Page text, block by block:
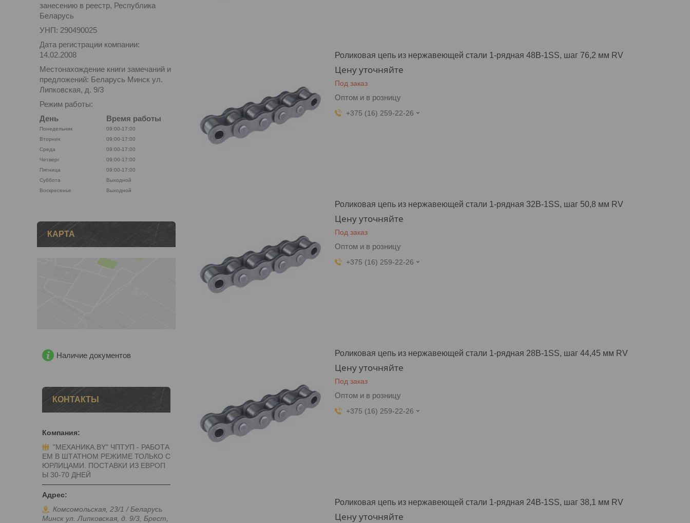
Роликовая цепь из нержавеющей стали 1-рядная 48B-1SS, шаг 76,2 мм RV
Цену уточняйте
Под заказ
Оптом и в розницу
+375 (16) 259-22-26
Роликовая цепь из нержавеющей стали 1-рядная 32B-1SS, шаг 50,8 мм RV
Цену уточняйте
Под заказ
Оптом и в розницу
+375 (16) 259-22-26
Роликовая цепь из нержавеющей стали 1-рядная 28B-1SS, шаг 44,45 мм RV
Цену уточняйте
Под заказ
Оптом и в розницу
+375 (16) 259-22-26
Роликовая цепь из нержавеющей стали 1-рядная 24B-1SS, шаг 38,1 мм RV
Цену уточняйте
занесению в реестр, Республика
Беларусь
УНП: 290490025
Дата регистрации компании:
14.02.2008
Местонахождение книги замечаний и
предложений: Беларусь Минск ул.
Липковская, д. 9/3
Режим работы:
День
Время работы
Понедельник
09:00-17:00
Вторник
09:00-17:00
Среда
09:00-17:00
Четверг
09:00-17:00
Пятница
09:00-17:00
Суббота
Выходной
Воскресенье
Выходной
КАРТА
Наличие документов
КОНТАКТЫ
"МЕХАНИКА.BY" ЧПТУП - РАБОТА
ЕМ В ШТАТНОМ РЕЖИМЕ ТОЛЬКО С
ЮРЛИЦАМИ. ПОСТАВКИ ИЗ ЕВРОП
Ы 30-70 ДНЕЙ
Комсомольская, 23/1 / Беларусь
Минск ул. Липковская, д. 9/3, Брест,